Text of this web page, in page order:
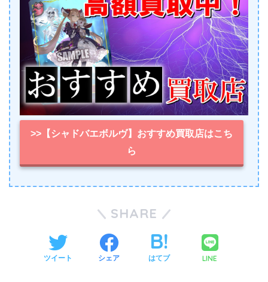
>>【シャドバエボルヴ】おすすめ買取店はこち
ら
SHARE
ツイート シェア はてブ LINE